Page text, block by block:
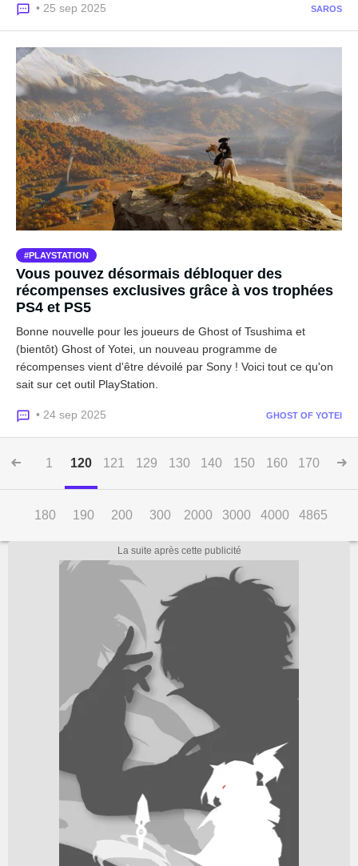
• 25 sep 2025 SAROS
PLAYSTATION
Vous pouvez désormais débloquer des
récompenses exclusives grâce à vos trophées
PS4 et PS5
Bonne nouvelle pour les joueurs de Ghost of Tsushima et
(bientôt) Ghost of Yotei, un nouveau programme de
récompenses vient d'être dévoilé par Sony ! Voici tout ce qu'on
sait sur cet outil PlayStation.
• 24 sep 2025 GHOST OF YOTEI
1 120 121 129 130 140 150 160 170
180 190 200 300 2000 3000 4000 4865